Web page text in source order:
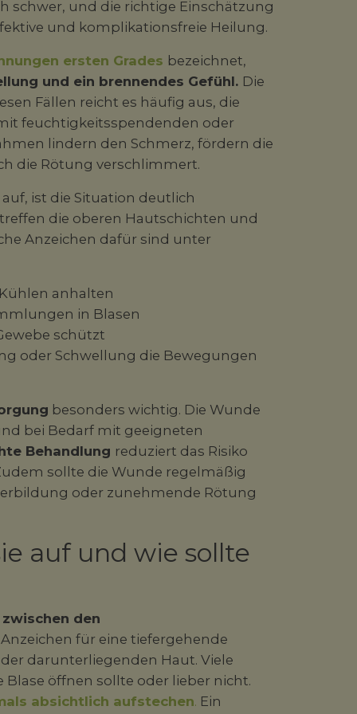
schwer, und die richtige Einschätzung
und komplikationsfreie Heilung.
ersten Grades bezeichnet,
und ein brennendes Gefühl. Die
Fällen reicht es häufig aus, die
feuchtigkeitsspendenden oder
lindern den Schmerz, fördern die
die Rötung verschlimmert.
auf, ist die Situation deutlich
die oberen Hautschichten und
Anzeichen dafür sind unter
anhalten
in Blasen
schützt
oder Schwellung die Bewegungen
besonders wichtig. Die Wunde
bei Bedarf mit geeigneten
Behandlung reduziert das Risiko
sollte die Wunde regelmäßig
oder zunehmende Rötung
auf und wie sollte
den
für eine tiefergehende
darunterliegenden Haut. Viele
öffnen sollte oder lieber nicht.
absichtlich aufstechen. Ein